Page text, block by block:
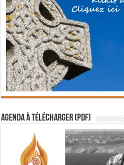
Agenda à télécharger (PDF)